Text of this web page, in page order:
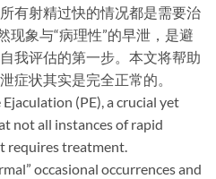
有射精过快的情况都是需要治
现象与“病理性”的早泄，是避
我评估的第一步。本文将帮助
症状其实是完全正常的。
(PE), a crucial yet
​not all instances of rapid
requires treatment.
occasional occurrences and